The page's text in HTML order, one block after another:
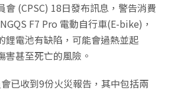
會 (CPSC) 18日發布訊息，警告消費
F7 Pro 電動自行車(E-bike)，
鋰電池有缺陷，可能會過熱並起
害甚至死亡的風險。
已收到9份火災報告，其中包括兩